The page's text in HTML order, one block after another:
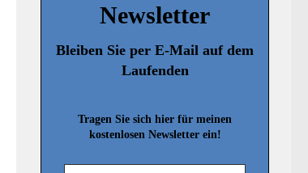
Newsletter
Bleiben Sie per E-Mail auf dem
Laufenden
Tragen Sie sich hier für meinen
kostenlosen Newsletter ein!